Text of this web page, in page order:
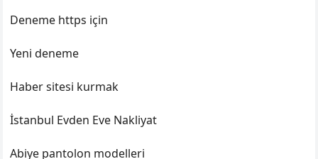
Deneme https için
Yeni deneme
Haber sitesi kurmak
İstanbul Evden Eve Nakliyat
Abiye pantolon modelleri